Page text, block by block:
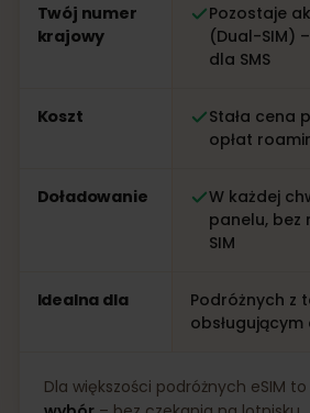
Twój numer
krajowy
Pozostaje
(Dual-SIM)
dla SMS
Koszt
Stała cena
opłat
Doładowanie
W każdej
panelu, bez
SIM
Idealna dla
Podróżnych z
obsługującym
Dla większości podróżnych eSIM to